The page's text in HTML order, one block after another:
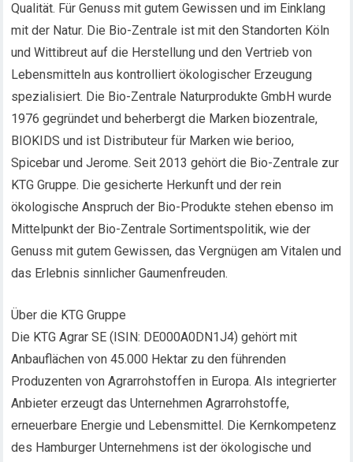
Qualität. Für Genuss mit gutem Gewissen und im Einklang
mit der Natur. Die Bio-Zentrale ist mit den Standorten Köln
und Wittibreut auf die Herstellung und den Vertrieb von
Lebensmitteln aus kontrolliert ökologischer Erzeugung
spezialisiert. Die Bio-Zentrale Naturprodukte GmbH wurde
1976 gegründet und beherbergt die Marken biozentrale,
BIOKIDS und ist Distributeur für Marken wie berioo,
Spicebar und Jerome. Seit 2013 gehört die Bio-Zentrale zur
KTG Gruppe. Die gesicherte Herkunft und der rein
ökologische Anspruch der Bio-Produkte stehen ebenso im
Mittelpunkt der Bio-Zentrale Sortimentspolitik, wie der
Genuss mit gutem Gewissen, das Vergnügen am Vitalen und
das Erlebnis sinnlicher Gaumenfreuden.
Über die KTG Gruppe
Die KTG Agrar SE (ISIN: DE000A0DN1J4) gehört mit
Anbauflächen von 45.000 Hektar zu den führenden
Produzenten von Agrarrohstoffen in Europa. Als integrierter
Anbieter erzeugt das Unternehmen Agrarrohstoffe,
erneuerbare Energie und Lebensmittel. Die Kernkompetenz
des Hamburger Unternehmens ist der ökologische und